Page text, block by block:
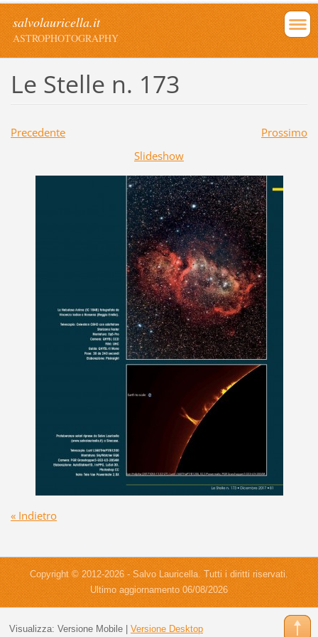
salvolauricella.it
ASTROPHOTOGRAPHY
Le Stelle n. 173
Precedente
Prossimo
Slideshow
« Indietro
Copyright © 2012-2026 - Salvo Lauricella. Tutti i diritti riservati.
Ultimo aggiornamento 06/08/2026
Visualizza: Versione Mobile| Versione Desktop